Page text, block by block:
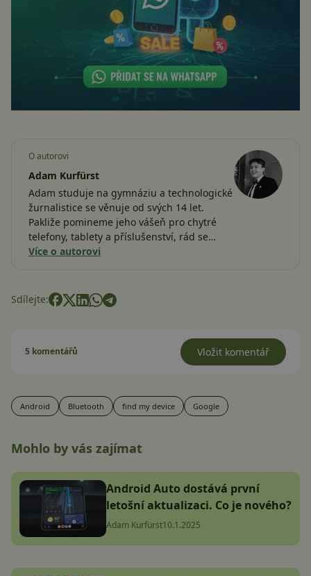
O autorovi
Adam Kurfürst
Adam studuje na gymnáziu a technologické
žurnalistice se věnuje od svých 14 let.
Pakliže pomineme jeho vášeň pro chytré
telefony, tablety a příslušenství, rád se…
Více o autorovi
Sdílejte:
5 komentářů Vložit komentář
Android Bluetooth find my device Google
Mohlo by vás zajímat
Android Auto dostává první
letošní aktualizaci. Co je nového?
Adam Kurfürst10.1.2025